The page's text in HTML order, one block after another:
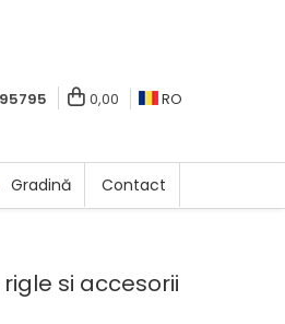
0,00 RO
Gradină Contact
si accesorii